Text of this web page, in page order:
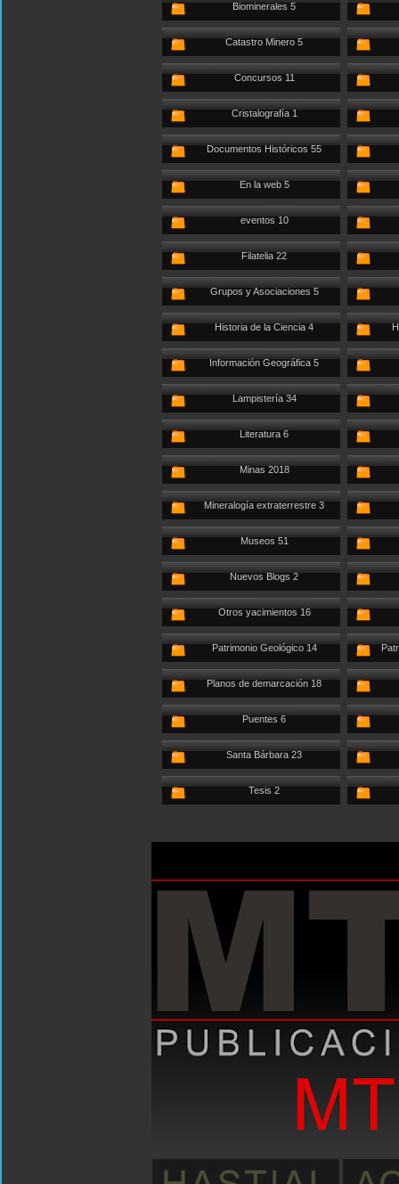
Biominerales 5
Catastro Minero 5
Concursos 11
Cristalografía 1
Documentos Históricos 55
En la web 5
eventos 10
Filatelia 22
Grupos y Asociaciones 5
Historia de la Ciencia 4
Información Geográfica 5
Lampistería 34
Literatura 6
Minas 2018
Mineralogía extraterrestre 3
Museos 51
Nuevos Blogs 2
Otros yacimientos 16
Patrimonio Geológico 14
Planos de demarcación 18
Puentes 6
Santa Bárbara 23
Tesis 2